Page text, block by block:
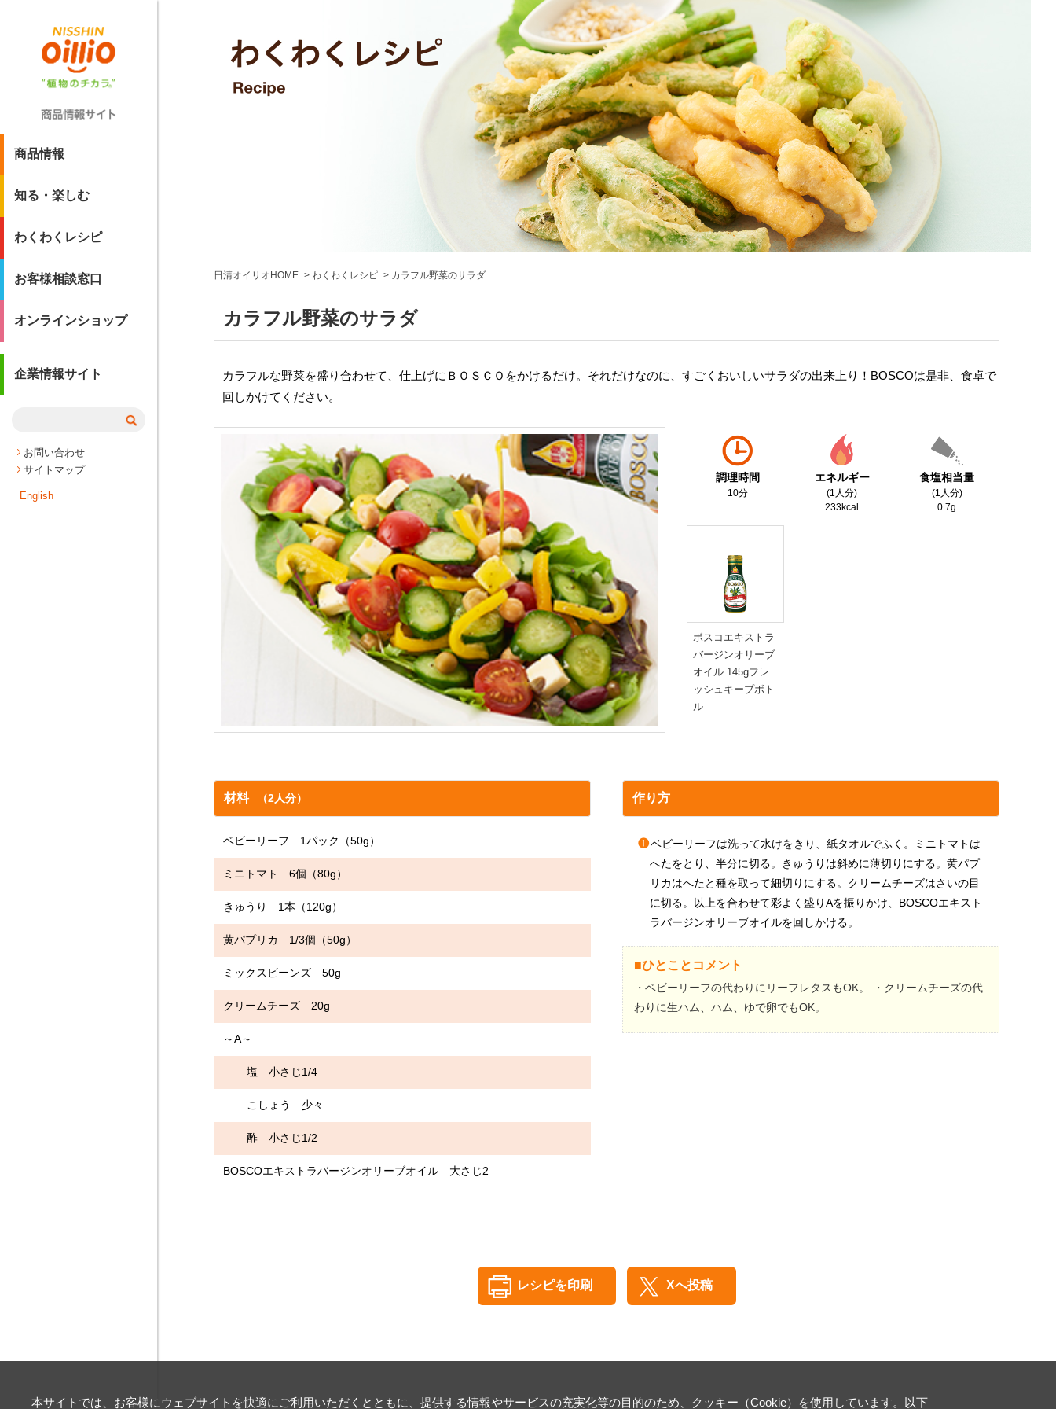
商品情報
知る・楽しむ
わくわくレシピ
お客様相談窓口
オンラインショップ
企業情報サイト
お問い合わせ
サイトマップ
English
日清オイリオHOME わくわくレシピ カラフル野菜のサラダ
カラフル野菜のサラダ
カラフルな野菜を盛り合わせて、仕上げにＢＯＳＣＯをかけるだけ。それだけなのに、すごくおいしいサラダの出来上り！BOSCOは是非、食卓で
回しかけてください。
調理時間
10分
エネルギー
(1人分)
233kcal
食塩相当量
(1人分)
0.7g
ボスコエキストラ
バージンオリーブ
オイル 145gフレ
ッシュキープボト
ル
材料 （2人分）
ベビーリーフ 1パック（50g）
ミニトマト 6個（80g）
きゅうり 1本（120g）
黄パプリカ 1/3個（50g）
ミックスビーンズ 50g
クリームチーズ 20g
～A～
塩 小さじ1/4
こしょう 少々
酢 小さじ1/2
BOSCOエキストラバージンオリーブオイル 大さじ2
作り方
❶ベビーリーフは洗って水けをきり、紙タオルでふく。ミニトマトは
へたをとり、半分に切る。きゅうりは斜めに薄切りにする。黄パプ
リカはへたと種を取って細切りにする。クリームチーズはさいの目
に切る。以上を合わせて彩よく盛りAを振りかけ、BOSCOエキスト
ラバージンオリーブオイルを回しかける。
■ひとことコメント
・ベビーリーフの代わりにリーフレタスもOK。 ・クリームチーズの代
わりに生ハム、ハム、ゆで卵でもOK。
レシピを印刷 Xへ投稿
本サイトでは、お客様にウェブサイトを快適にご利用いただくとともに、提供する情報やサービスの充実化等の目的のため、クッキー（Cookie）を使用しています。以下